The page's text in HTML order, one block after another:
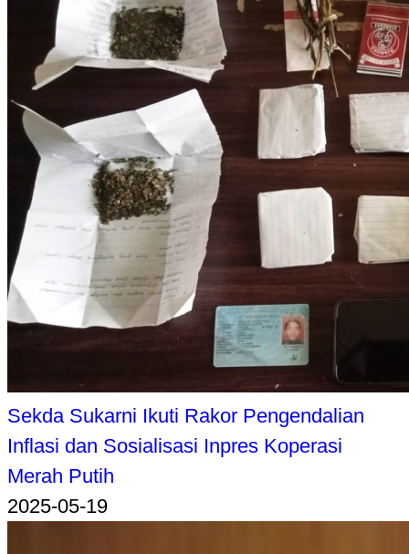
Sekda Sukarni Ikuti Rakor Pengendalian
Inflasi dan Sosialisasi Inpres Koperasi
Merah Putih
2025-05-19